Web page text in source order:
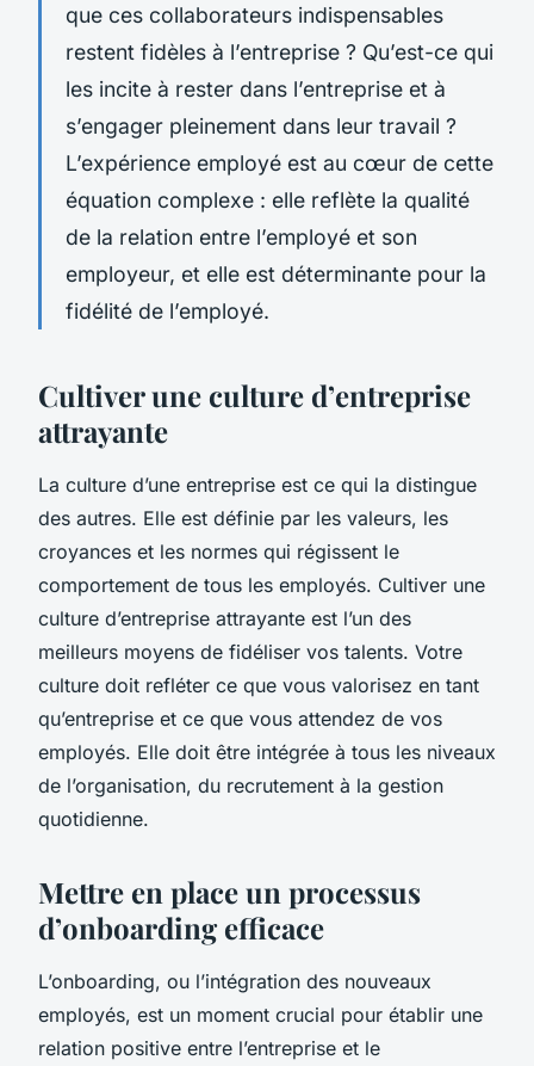
que ces collaborateurs indispensables
restent fidèles à l’entreprise ? Qu’est-ce qui
les incite à rester dans l’entreprise et à
s’engager pleinement dans leur travail ?
L’expérience employé est au cœur de cette
équation complexe : elle reflète la qualité
de la relation entre l’employé et son
employeur, et elle est déterminante pour la
fidélité de l’employé.
Cultiver une culture d’entreprise
attrayante
La culture d’une entreprise est ce qui la distingue
des autres. Elle est définie par les valeurs, les
croyances et les normes qui régissent le
comportement de tous les employés. Cultiver une
culture d’entreprise attrayante est l’un des
meilleurs moyens de fidéliser vos talents. Votre
culture doit refléter ce que vous valorisez en tant
qu’entreprise et ce que vous attendez de vos
employés. Elle doit être intégrée à tous les niveaux
de l’organisation, du recrutement à la gestion
quotidienne.
Mettre en place un processus
d’onboarding efficace
L’onboarding, ou l’intégration des nouveaux
employés, est un moment crucial pour établir une
relation positive entre l’entreprise et le